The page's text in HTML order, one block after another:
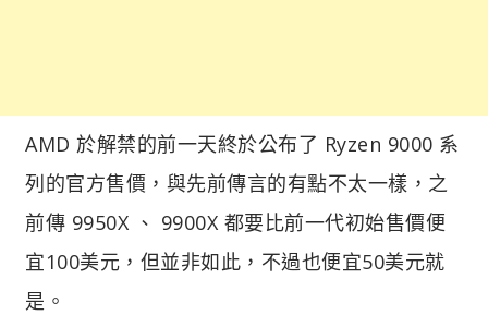
AMD 於解禁的前一天終於公布了 Ryzen 9000 系
列的官方售價，與先前傳言的有點不太一樣，之
前傳 9950X 、 9900X 都要比前一代初始售價便
宜100美元，但並非如此，不過也便宜50美元就
是。